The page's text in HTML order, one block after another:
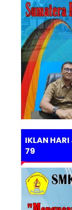
IKLAN
79